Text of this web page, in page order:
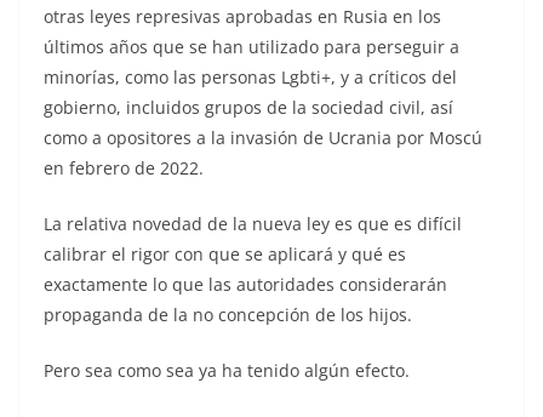
otras leyes represivas aprobadas en Rusia en los
últimos años que se han utilizado para perseguir a
minorías, como las personas Lgbti+, y a críticos del
gobierno, incluidos grupos de la sociedad civil, así
como a opositores a la invasión de Ucrania por Moscú
en febrero de 2022.
La relativa novedad de la nueva ley es que es difícil
calibrar el rigor con que se aplicará y qué es
exactamente lo que las autoridades considerarán
propaganda de la no concepción de los hijos.
Pero sea como sea ya ha tenido algún efecto.